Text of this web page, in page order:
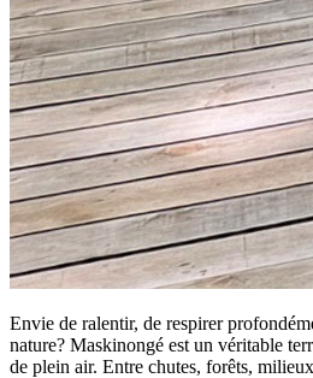
Envie de ralentir, de respirer
nature? Maskinongé est un véritable
de plein air. Entre chutes, forêts,